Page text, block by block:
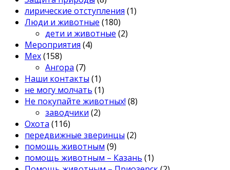
лирические отступления (1)
Люди и животные (180)
дети и животные (2)
Мероприятия (4)
Мех(158)
Ангора (7)
Наши контакты (1)
не могу молчать (1)
Не покупайте животных! (8)
заводчики (2)
Охота (116)
передвижные зверинцы (2)
помощь животным (9)
помощь животным – Казань (1)